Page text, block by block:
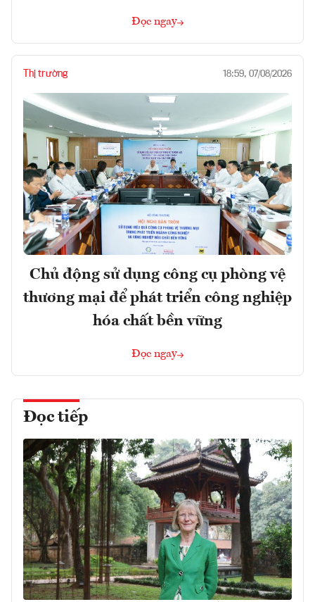
Đọc ngay
Thị trường 18:59, 07/08/2026
Chủ động sử dụng công cụ phòng vệ
thương mại để phát triển công nghiệp
hóa chất bền vững
Đọc ngay
Đọc tiếp